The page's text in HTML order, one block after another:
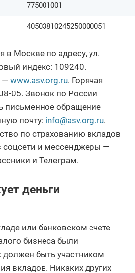
775001001
40503810245250000051
в Москве по адресу, ул.
индекс: 109240.
— www.asv.org.ru. Горячая
05. Звонок по России
письменное обращение
почту: info@asv.org.ru.
по страхованию вкладов
соцсети и мессенджеры —
и Телеграм.
деньги
или банковском счете
бизнеса были
должен быть участником
вкладов. Никаких других